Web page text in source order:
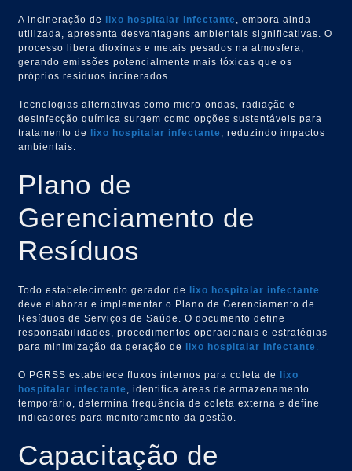
A incineração de lixo hospitalar infectante
, embora ainda
utilizada, apresenta desvantagens ambientais significativas. O
processo libera dioxinas e metais pesados na atmosfera,
gerando emissões potencialmente mais tóxicas que os
próprios resíduos incinerados.
Tecnologias alternativas como micro-ondas, radiação e
desinfecção química surgem como opções sustentáveis para
tratamento de lixo hospitalar infectante
, reduzindo impactos
ambientais.
Plano de
Gerenciamento de
Resíduos
Todo estabelecimento gerador de lixo hospitalar infectante
deve elaborar e implementar o Plano de Gerenciamento de
Resíduos de Serviços de Saúde. O documento define
responsabilidades, procedimentos operacionais e estratégias
para minimização da geração de lixo hospitalar infectante
O PGRSS estabelece fluxos internos para coleta de lixo
hospitalar infectante
, identifica áreas de armazenamento
temporário, determina frequência de coleta externa e define
indicadores para monitoramento da gestão.
Capacitação de